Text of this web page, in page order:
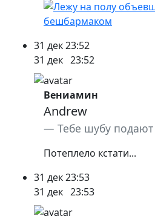
31 дек23:52
31 дек 23:52
Вениамин
Andrew
Тебе шубу подают
Потеплело кстати...
31 дек23:53
31 дек 23:53